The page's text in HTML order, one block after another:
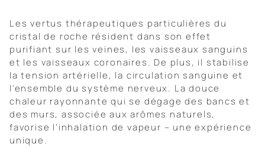
Les vertus thérapeutiques particulières du
cristal de roche résident dans son effet
purifiant sur les veines, les vaisseaux sanguins
et les vaisseaux coronaires. De plus, il stabilise
la tension artérielle, la circulation sanguine et
l'ensemble du système nerveux. La douce
chaleur rayonnante qui se dégage des bancs et
des murs, associée aux arômes naturels,
favorise l'inhalation de vapeur – une expérience
unique.